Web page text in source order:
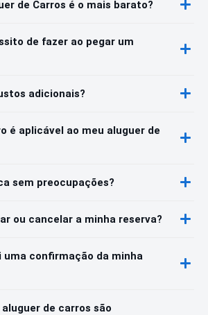
de Carros é o mais barato?
de fazer ao pegar um
adicionais?
é aplicável ao meu aluguer de
sem preocupações?
ou cancelar a minha reserva?
uma confirmação da minha
de carros são